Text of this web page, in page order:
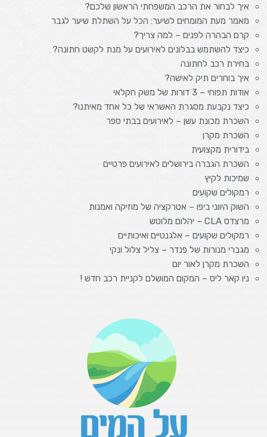
איך לבחור את הרכב המשפחתי הראשון שלכם?
מאמר מעת המומחים לשיער: הכל על השתלת שיער לגבר
קרם הבהרה לפנים – למה צריך?
כיצד להשתמש בבלונים לאירועים על מנת לקשט חתונה?
בחירת רכב לחתונה
איך בוחרים תיק לאישה?
אודות תפוחי – 3 דורות של משק חקלאי
כיצד נקבעת מסגרת האשראי של כל אחד מאיתנו?
השכרת מכונת עשן – לאירועים בבתי ספר
השכרת מקרן
בידורית מקצועית
השכרת הגברה בירושלים לאירועים פרטיים
שמיכות לקיץ
רמקולים שקועים
השוק היווני ביפו – אטרקציה של מוזיקה ואמנות
מרצדס CLA – יהלום מלוטש
רמקולים שקועים – אלגנטיים ואיכותיים
מגברי מנורות של פנדר – צליל צלול ונקי
השכרת מקרן לאור יום
ניו קאר ליס – המקום המושלם לקניית רכב חדש !